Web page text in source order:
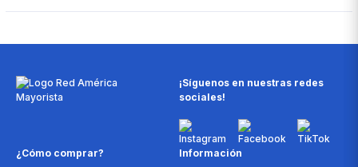
¡Síguenos en nuestras redes
sociales!
¿Cómo comprar?
Información